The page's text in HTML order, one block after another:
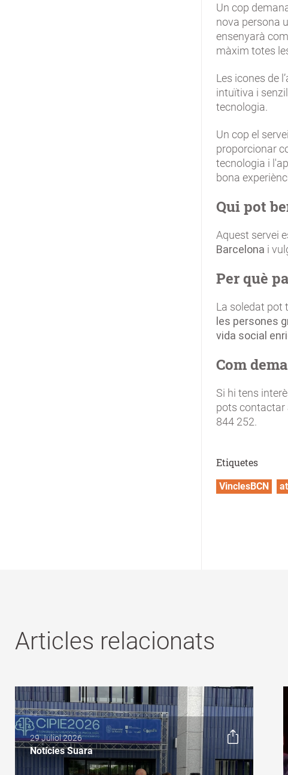
Un cop
nova persona
ensenyarà
màxim totes
Les icones de
intuïtiva i
tecnologia.
Un cop el
proporcionar
tecnologia i
bona
Qui pot
Aquest servei
Barcelona i
Per què
La soledat pot
les persones
vida social
Com
Si hi tens
pots contactar
844 252.
Etiquetes
VinclesBCN
Articles relacionats
29 Juliol 2026
Notícies Suara